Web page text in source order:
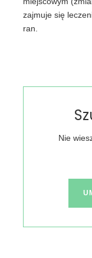
zajmuje się
ran.
Nie